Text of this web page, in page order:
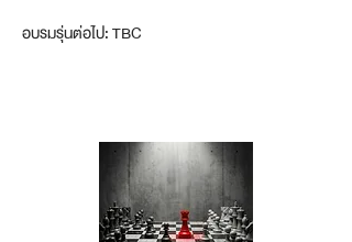
อบรมรุ่นต่อไป: TBC